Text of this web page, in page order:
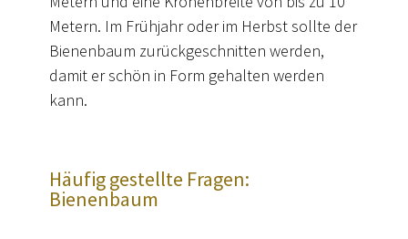
Metern. Im Frühjahr oder im Herbst sollte der
Bienenbaum zurückgeschnitten werden,
damit er schön in Form gehalten werden
kann.
Häufig gestellte Fragen:
Bienenbaum